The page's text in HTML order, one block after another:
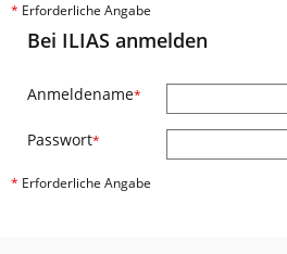
* Erforderliche Angabe
Bei ILIAS anmelden
Anmeldename*
Passwort*
* Erforderliche Angabe